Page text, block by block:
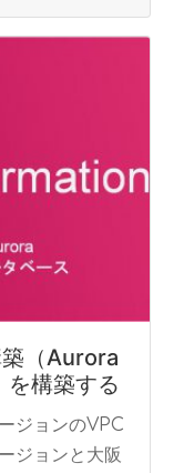
（Aurora
構築する
ジョンのVPC
ジョンと大阪